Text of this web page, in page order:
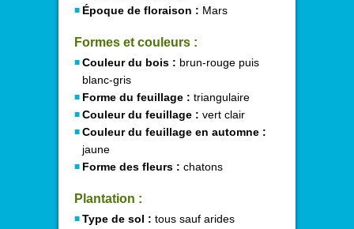
Époque de floraison : Mars
Formes et couleurs :
Couleur du bois : brun-rouge puis
blanc-gris
Forme du feuillage : triangulaire
Couleur du feuillage : vert clair
Couleur du feuillage en automne :
jaune
Forme des fleurs : chatons
Plantation :
Type de sol : tous sauf arides